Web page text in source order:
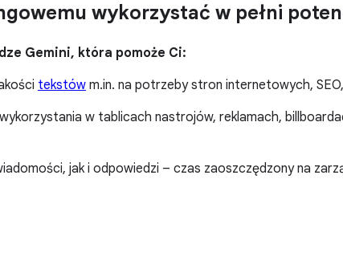
wykorzystać w pełni
Gemini, która pomoże Ci:
tekstów m.in. na potrzeby stron internetowych,
w tablicach nastrojów, reklamach,
jak i odpowiedzi – czas zaoszczędzony na